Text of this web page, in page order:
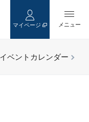
マイページ